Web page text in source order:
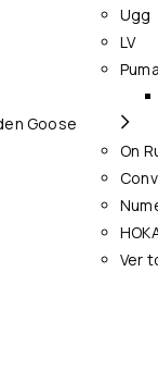
Goose
Ugg
LV
Puma
On
Ver